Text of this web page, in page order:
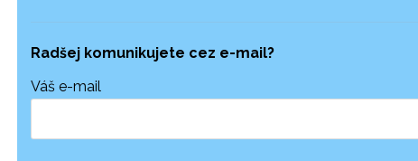
Radšej komunikujete cez e-mail?
Váš e-mail